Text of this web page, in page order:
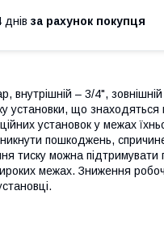
за рахунок покупця
внутрішній – 3/4",
установки, що знаходяться
установок у межах
пошкоджень,
тиску можна підтримувати
межах. Зниження